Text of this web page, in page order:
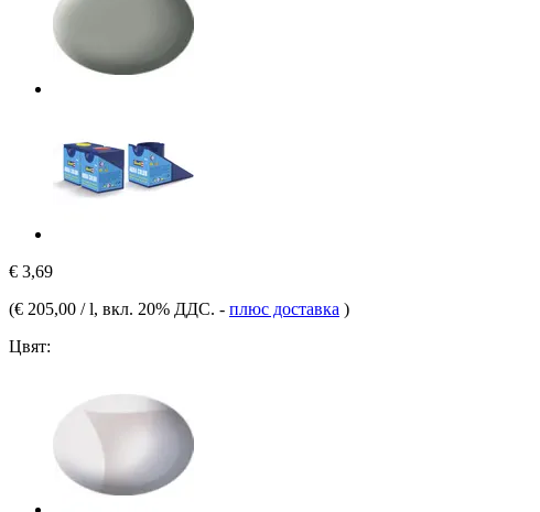
€ 3,69
(€ 205,00 / l, вкл. 20% ДДС. - плюс доставка )
Цвят: